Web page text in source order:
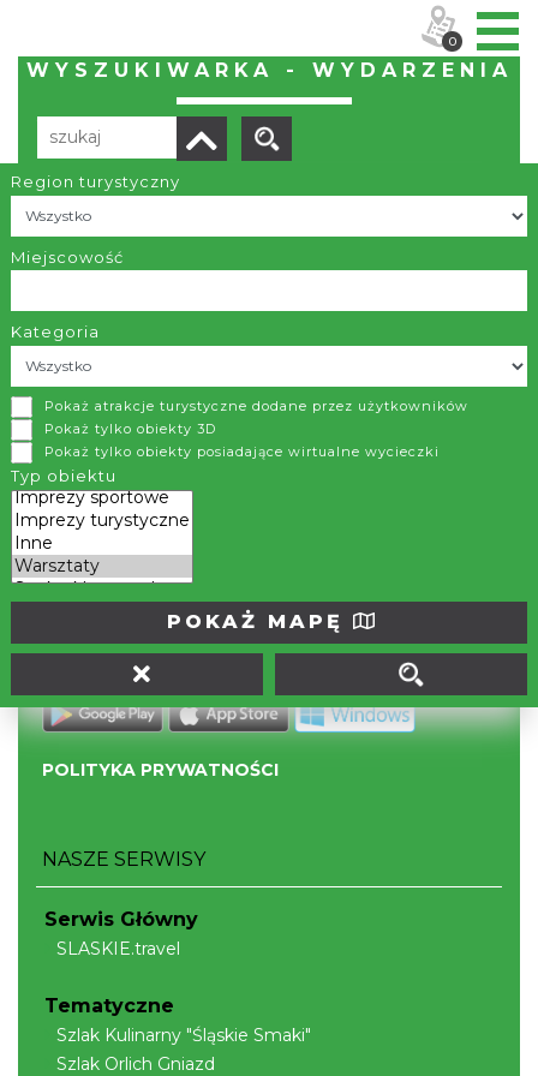
WYSZUKIWARKA - WYDARZENIA
Region turystyczny
Miejscowość
Kategoria
Pokaż atrakcje turystyczne dodane przez użytkowników
Pokaż tylko obiekty 3D
Pokaż tylko obiekty posiadające wirtualne wycieczki
Typ obiektu
POKAŻ MAPĘ
Brak wyników
KONTAKT
Stowarzyszenie "Region i Beskidy"
ul. Widok 18/1-3
43-300 Bielsko-Biała
tel.(33) 488 89 20
biuro@euroregion-beskidy.pl
Portal powstał w ramach projektu
Mobilne Śląskie
Darmowa aplikacjaSLASKIE.traveldostępna na
platformach
POLITYKA PRYWATNOŚCI
NASZE SERWISY
Serwis Główny
SLASKIE.travel
Tematyczne
Szlak Kulinarny "Śląskie Smaki"
Szlak Orlich Gniazd
0